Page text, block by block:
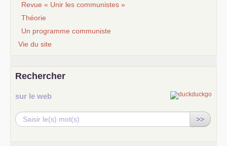
Revue « Unir les communistes »
Théorie
Un programme communiste
Vie du site
Rechercher
sur le web
>>